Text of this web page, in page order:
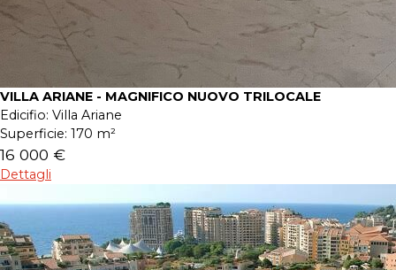
VILLA ARIANE - MAGNIFICO NUOVO TRILOCALE
Edicifio: Villa Ariane
Superficie: 170 m²
16 000 €
Dettagli